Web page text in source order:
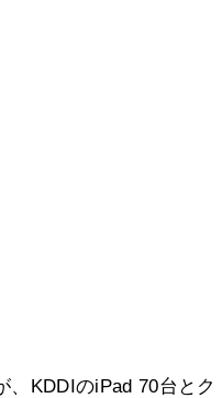
KDDIのiPad 70台とク